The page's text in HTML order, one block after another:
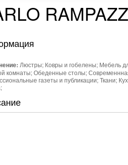
Люстры; Ковры и гобелены; Мебель
комнаты; Обеденные столы;
газеты и публикации; Ткани;